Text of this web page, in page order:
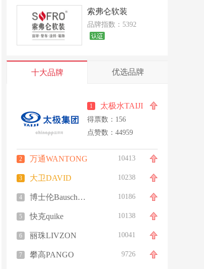
索弗仑软装
品牌指数：5392
十大品牌 优选品牌
1 太极水TAIJI
得票数：156
点赞数：44959
2 万通WANTONG 10413
3 大卫DAVID 10238
4 博士伦Bausch&Lomb 10186
5 快克quike 10138
6 丽珠LIVZON 10041
7 攀高PANGO 9726